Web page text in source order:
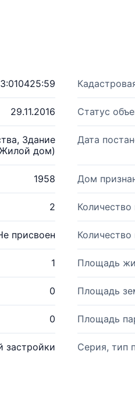
29.11.2016 Статус
Здание
дом)
Дата
1958 Дом
2
присвоен Количество
1 Площадь
0 Площадь
0 Площадь
застройки Серия, тип